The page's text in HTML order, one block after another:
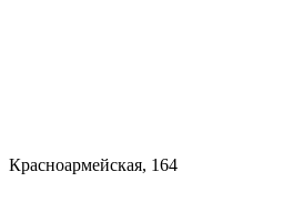
Красноармейская, 164